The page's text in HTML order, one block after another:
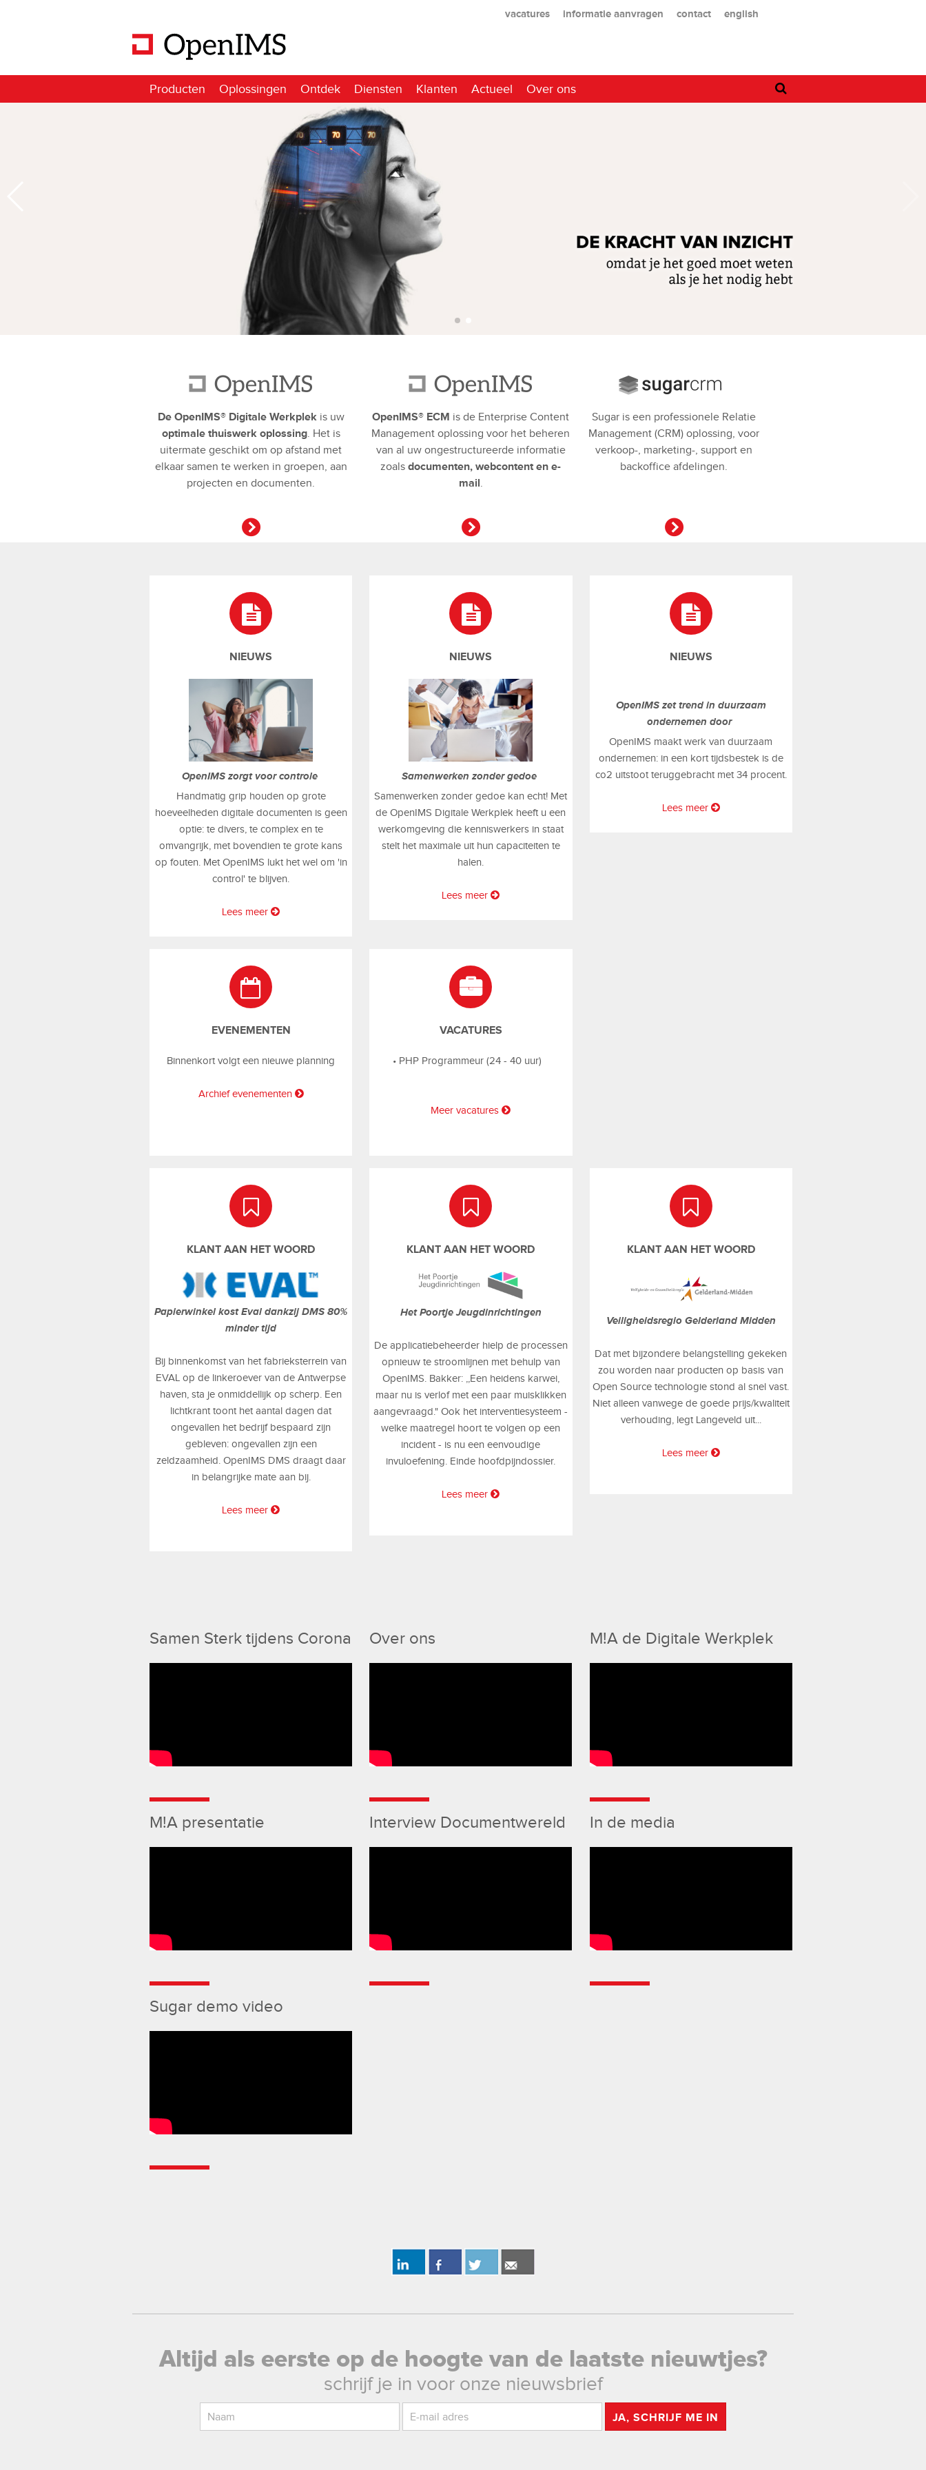
De OpenIMS® Digitale Werkplek is uw
optimale thuiswerk oplossing. Het is
uitermate geschikt om op afstand met
elkaar samen te werken in groepen, aan
projecten en documenten.
OpenIMS® ECM is de Enterprise Content
Management oplossing voor het beheren
van al uw ongestructureerde informatie
zoalsdocumenten, webcontent en e-
mail
Sugar is een professionele Relatie
Management (CRM) oplossing, voor
verkoop-, marketing-, support en
backoffice afdelingen.
NIEUWS
OpenIMS zorgt voor controle
Handmatig grip houden op grote
hoeveelheden digitale documenten is geen
optie: te divers, te complex en te
omvangrijk, met bovendien te grote kans
op fouten. Met OpenIMS lukt het wel om 'in
control' te blijven.
Lees meer
NIEUWS
Samenwerken zonder gedoe
Samenwerken zonder gedoe kan echt! Met
de OpenIMS Digitale Werkplek heeft u een
werkomgeving die kenniswerkers in staat
stelt het maximale uit hun capaciteiten te
halen.
Lees meer
NIEUWS
OpenIMS zet trend in duurzaam
ondernemen door
OpenIMS maakt werk van duurzaam
ondernemen: in een kort tijdsbestek is de
co2 uitstoot teruggebracht met 34 procent.
Lees meer
EVENEMENTEN
Binnenkort volgt een nieuwe planning
Archief evenementen
VACATURES
• PHP Programmeur (24 - 40 uur)
Meer vacatures
KLANT AAN HET WOORD
Papierwinkel kost Eval dankzij DMS 80%
minder tijd
Bij binnenkomst van het fabrieksterrein van
EVAL op de linkeroever van de Antwerpse
haven, sta je onmiddellijk op scherp. Een
lichtkrant toont het aantal dagen dat
ongevallen het bedrijf bespaard zijn
gebleven: ongevallen zijn een
zeldzaamheid. OpenIMS DMS draagt daar
in belangrijke mate aan bij.
Lees meer
KLANT AAN HET WOORD
Het Poortje Jeugdinrichtingen
De applicatiebeheerder hielp de processen
opnieuw te stroomlijnen met behulp van
OpenIMS. Bakker: ,,Een heidens karwei,
maar nu is verlof met een paar muisklikken
aangevraagd." Ook het interventiesysteem -
welke maatregel hoort te volgen op een
incident - is nu een eenvoudige
invuloefening. Einde hoofdpijndossier.
Lees meer
KLANT AAN HET WOORD
Veiligheidsregio Gelderland Midden
Dat met bijzondere belangstelling gekeken
zou worden naar producten op basis van
Open Source technologie stond al snel vast.
Niet alleen vanwege de goede prijs/kwaliteit
verhouding, legt Langeveld uit...
Lees meer
Samen Sterk tijdens Corona Over ons M!A de Digitale Werkplek
M!A presentatie Interview Documentwereld In de media
Sugar demo video
Altijd als eerste op de hoogte van de laatste nieuwtjes?
schrijf je in voor onze nieuwsbrief
JA, SCHRIJF ME IN
vacatures informatie aanvragen contact english
Producten Oplossingen Ontdek Diensten Klanten Actueel Over ons